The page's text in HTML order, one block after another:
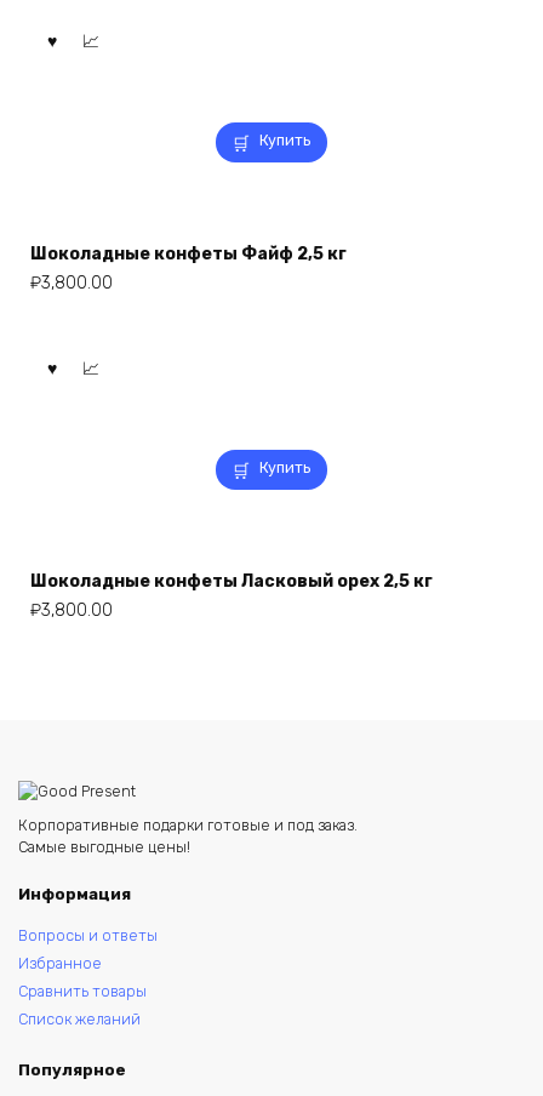
Купить
Шоколадные конфеты Файф 2,5 кг
₽3,800.00
Купить
Шоколадные конфеты Ласковый орех 2,5 кг
₽3,800.00
Корпоративные подарки готовые и под заказ.
Самые выгодные цены!
Информация
Вопросы и ответы
Избранное
Сравнить товары
Список желаний
Популярное